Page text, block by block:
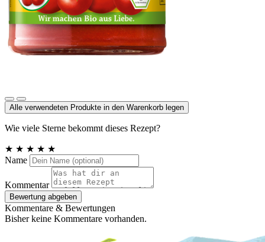
Alle verwendeten Produkte in den Warenkorb legen
Wie viele Sterne bekommt dieses Rezept?
★ ★ ★ ★ ★
Name
Kommentar
Bewertung abgeben
Kommentare & Bewertungen
Bisher keine Kommentare vorhanden.